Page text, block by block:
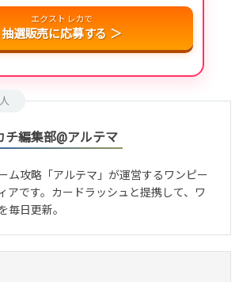
エクストレカで
抽選販売に応募する ＞
チ編集部@アルテマ
ム攻略「アルテマ」が運営するワンピー
アです。カードラッシュと提携して、ワ
毎日更新。